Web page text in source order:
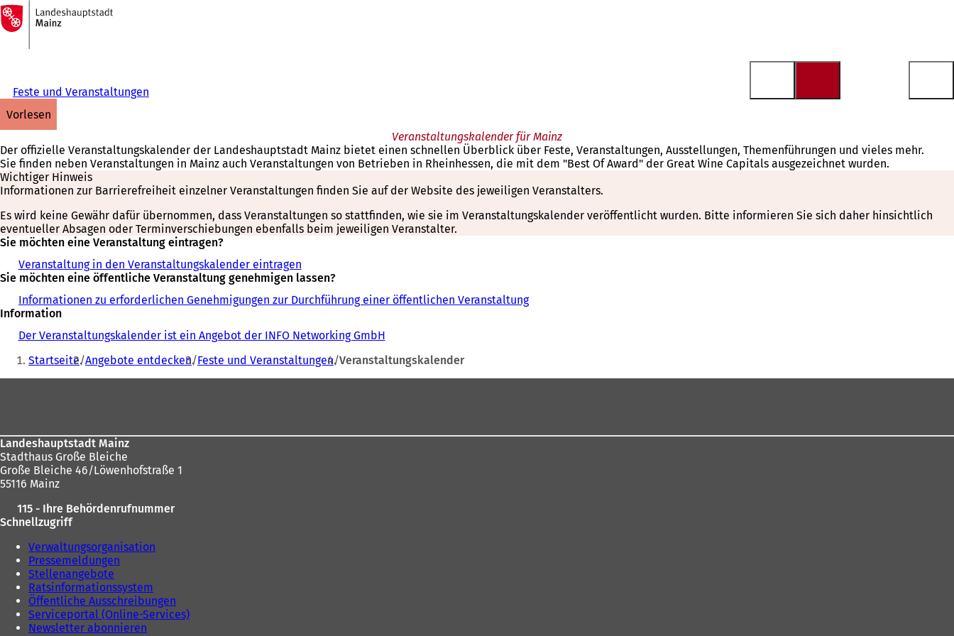
Inhalt anspringen
Zur
Startseite
Feste und Veranstaltungen
vorlesen
Veranstaltungskalender für Mainz
Der offizielle Veranstaltungskalender der Landeshauptstadt Mainz bietet einen schnellen Überblick über Feste, Veranstaltungen, Ausstellungen, Themenführungen und vieles mehr.
Sie finden neben Veranstaltungen in Mainz auch Veranstaltungen von Betrieben in Rheinhessen, die mit dem "Best Of Award" der Great Wine Capitals ausgezeichnet wurden.
Wichtiger Hinweis
Informationen zur Barrierefreiheit einzelner Veranstaltungen finden Sie auf der Website des jeweiligen Veranstalters.
Es wird keine Gewähr dafür übernommen, dass Veranstaltungen so stattfinden, wie sie im Veranstaltungskalender veröffentlicht wurden. Bitte informieren Sie sich daher hinsichtlich
eventueller Absagen oder Terminverschiebungen ebenfalls beim jeweiligen Veranstalter.
Sie möchten eine Veranstaltung eintragen?
Veranstaltung in den Veranstaltungskalender eintragen
Sie möchten eine öffentliche Veranstaltung genehmigen lassen?
Informationen zu erforderlichen Genehmigungen zur Durchführung einer öffentlichen Veranstaltung
Information
Der Veranstaltungskalender ist ein Angebot der INFO Networking GmbH
Sie
befinden
Startseite Angebote entdecken Feste und Veranstaltungen Veranstaltungskalender
Landeshauptstadt Mainz
Stadthaus Große Bleiche
Große Bleiche 46/Löwenhofstraße 1
55116 Mainz
115 - Ihre Behördenrufnummer
Schnellzugriff
Verwaltungsorganisation
Pressemeldungen
Stellenangebote
Ratsinformationssystem
Öffentliche Ausschreibungen
Serviceportal (Online-Services)
Newsletter abonnieren